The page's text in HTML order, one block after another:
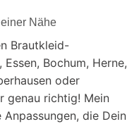
Nähe
Brautkleid-
Bochum, Herne,
oder
genau richtig! Mein
die Dein